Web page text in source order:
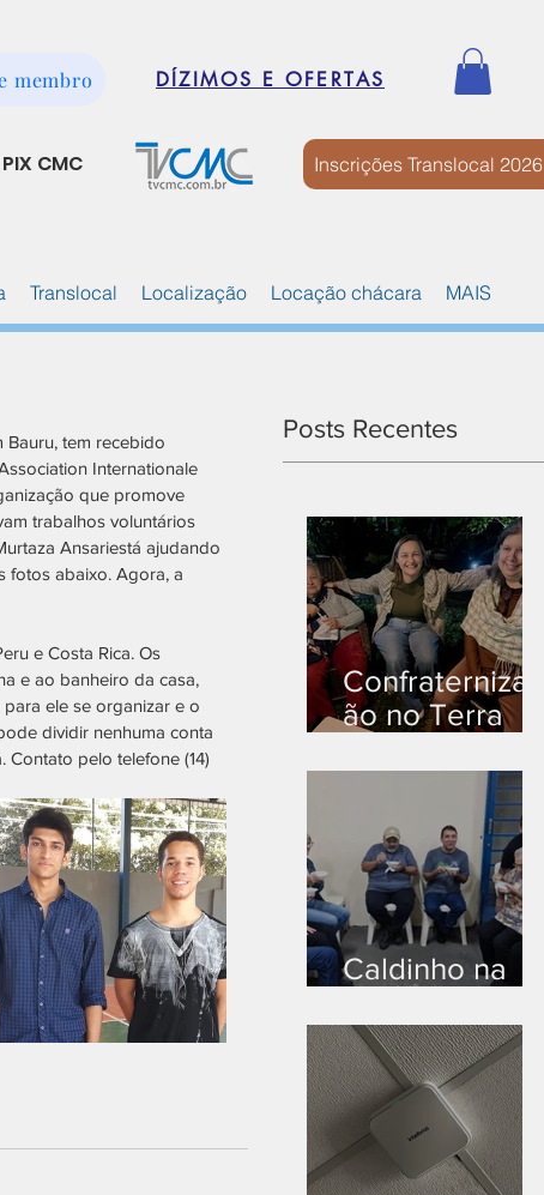
membro DÍZIMOS E OFERTAS
PIX CMC Inscrições Translocal 2026
Translocal Localização Locação chácara MAIS
Bauru, tem recebido
Internationale
que promove
trabalhos voluntários
Ansariestá ajudando
fotos abaixo. Agora, a
e Costa Rica. Os
e ao banheiro da casa,
ele se organizar e o
dividir nenhuma conta
pelo telefone (14)
Posts Recentes
Confraternizaç
ão no Terra
Caldinho na